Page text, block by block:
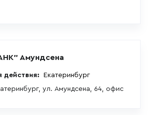
Амундсена
действия:
Екатеринбург
ул. Амундсена, 64, офис